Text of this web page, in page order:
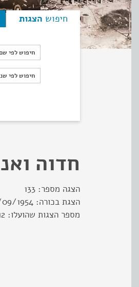
חיפוש הצגות
חיפוש לפי
חיפוש לפי
חיפוש לפי
חדוה
הצגה מספר: 133
הצגת בכורה: 1954
מספר הצגות שהועלו: